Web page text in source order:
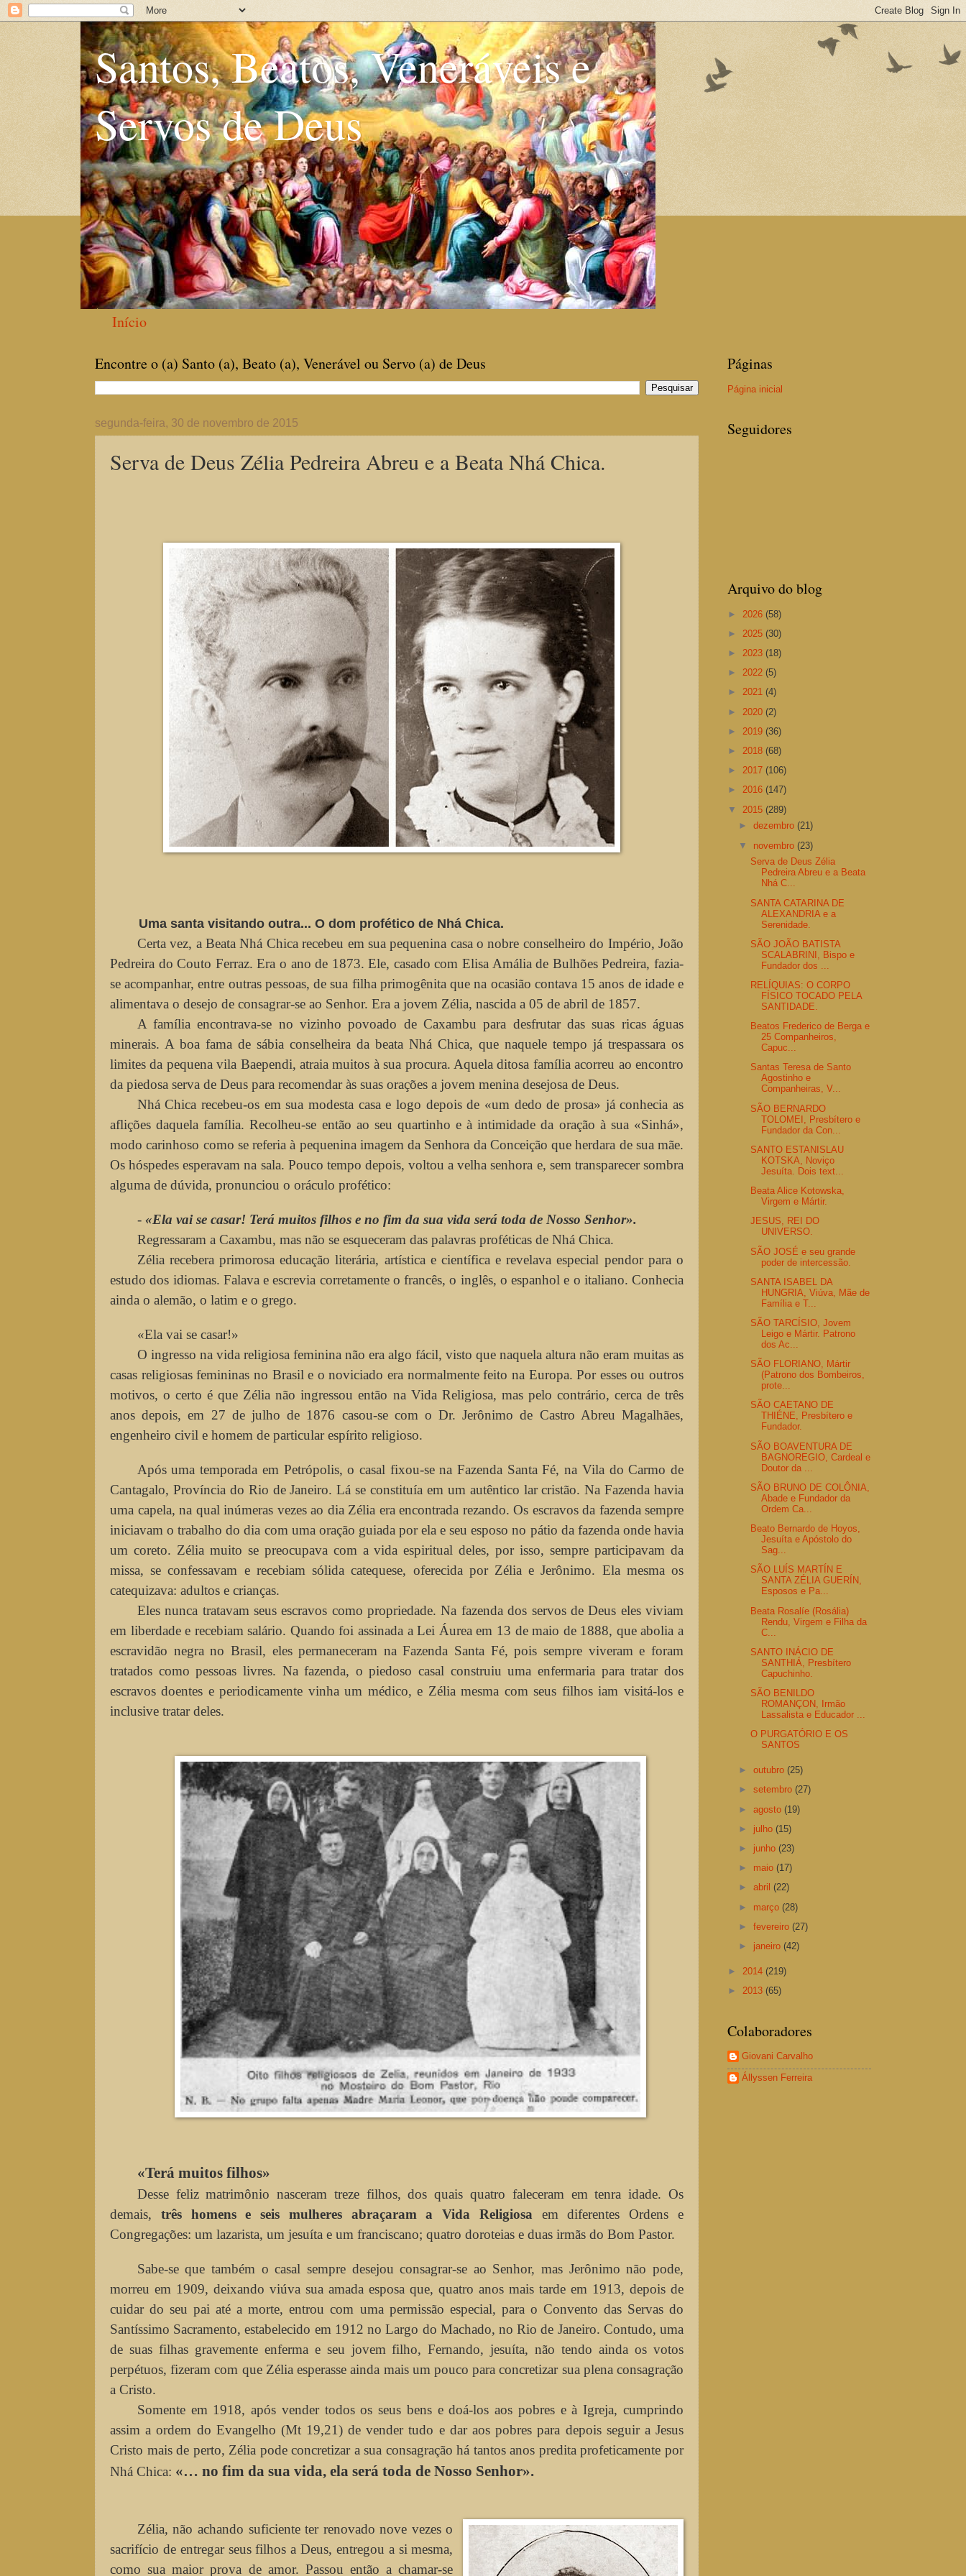
Santos, Beatos, Veneráveis e
Servos de Deus
Início
Encontre o (a) Santo (a), Beato (a), Venerável ou Servo (a) de Deus
segunda-feira, 30 de novembro de 2015
Serva de Deus Zélia Pedreira Abreu e a Beata Nhá Chica.
Uma santa visitando outra... O dom profético de Nhá Chica.
Certa vez, a Beata Nhá Chica recebeu em sua pequenina casa o nobre conselheiro do Império, João
Pedreira do Couto Ferraz. Era o ano de 1873. Ele, casado com Elisa Amália de Bulhões Pedreira, fazia-
se acompanhar, entre outras pessoas, de sua filha primogênita que na ocasião contava 15 anos de idade e
alimentava o desejo de consagrar-se ao Senhor. Era a jovem Zélia, nascida a 05 de abril de 1857.
A família encontrava-se no vizinho povoado de Caxambu para desfrutar das suas ricas águas
minerais. A boa fama de sábia conselheira da beata Nhá Chica, que naquele tempo já trespassara os
limites da pequena vila Baependi, atraia muitos à sua procura. Aquela ditosa família acorreu ao encontro
da piedosa serva de Deus para recomendar às suas orações a jovem menina desejosa de Deus.
Nhá Chica recebeu-os em sua modesta casa e logo depois de «um dedo de prosa» já conhecia as
aflições daquela família. Recolheu-se então ao seu quartinho e à intimidade da oração à sua «Sinhá»,
modo carinhoso como se referia à pequenina imagem da Senhora da Conceição que herdara de sua mãe.
Os hóspedes esperavam na sala. Pouco tempo depois, voltou a velha senhora e, sem transparecer sombra
alguma de dúvida, pronunciou o oráculo profético:
-«Ela vai se casar! Terá muitos filhos e no fim da sua vida será toda de Nosso Senhor».
Regressaram a Caxambu, mas não se esqueceram das palavras proféticas de Nhá Chica.
Zélia recebera primorosa educação literária, artística e científica e revelava especial pendor para o
estudo dos idiomas. Falava e escrevia corretamente o francês, o inglês, o espanhol e o italiano. Conhecia
ainda o alemão, o latim e o grego.
«Ela vai se casar!»
O ingresso na vida religiosa feminina não era algo fácil, visto que naquela altura não eram muitas as
casas religiosas femininas no Brasil e o noviciado era normalmente feito na Europa. Por esses ou outros
motivos, o certo é que Zélia não ingressou então na Vida Religiosa, mas pelo contrário, cerca de três
anos depois, em 27 de julho de 1876 casou-se com o Dr. Jerônimo de Castro Abreu Magalhães,
engenheiro civil e homem de particular espírito religioso.
Após uma temporada em Petrópolis, o casal fixou-se na Fazenda Santa Fé, na Vila do Carmo de
Cantagalo, Província do Rio de Janeiro. Lá se constituía em um autêntico lar cristão. Na Fazenda havia
uma capela, na qual inúmeras vezes ao dia Zélia era encontrada rezando. Os escravos da fazenda sempre
iniciavam o trabalho do dia com uma oração guiada por ela e seu esposo no pátio da fazenda onde havia
um coreto. Zélia muito se preocupava com a vida espiritual deles, por isso, sempre participavam da
missa, se confessavam e recebiam sólida catequese, oferecida por Zélia e Jerônimo. Ela mesma os
catequizava: adultos e crianças.
Eles nunca tratavam seus escravos como propriedade. Na fazenda dos servos de Deus eles viviam
em liberdade e recebiam salário. Quando foi assinada a Lei Áurea em 13 de maio de 1888, que abolia a
escravidão negra no Brasil, eles permaneceram na Fazenda Santa Fé, pois sempre viveram e foram
tratados como pessoas livres. Na fazenda, o piedoso casal construiu uma enfermaria para tratar dos
escravos doentes e periodicamente vinha um médico, e Zélia mesma com seus filhos iam visitá-los e
inclusive tratar deles.
«Terá muitos filhos»
Desse feliz matrimônio nasceram treze filhos, dos quais quatro faleceram em tenra idade. Os
demais, três homens e seis mulheres abraçaram a Vida Religiosa em diferentes Ordens e
Congregações: um lazarista, um jesuíta e um franciscano; quatro doroteias e duas irmãs do Bom Pastor.
Sabe-se que também o casal sempre desejou consagrar-se ao Senhor, mas Jerônimo não pode,
morreu em 1909, deixando viúva sua amada esposa que, quatro anos mais tarde em 1913, depois de
cuidar do seu pai até a morte, entrou com uma permissão especial, para o Convento das Servas do
Santíssimo Sacramento, estabelecido em 1912 no Largo do Machado, no Rio de Janeiro. Contudo, uma
de suas filhas gravemente enferma e seu jovem filho, Fernando, jesuíta, não tendo ainda os votos
perpétuos, fizeram com que Zélia esperasse ainda mais um pouco para concretizar sua plena consagração
a Cristo.
Somente em 1918, após vender todos os seus bens e doá-los aos pobres e à Igreja, cumprindo
assim a ordem do Evangelho (Mt 19,21) de vender tudo e dar aos pobres para depois seguir a Jesus
Cristo mais de perto, Zélia pode concretizar a sua consagração há tantos anos predita profeticamente por
Nhá Chica: «… no fim da sua vida, ela será toda de Nosso Senhor».
Zélia, não achando suficiente ter renovado nove vezes o
sacrifício de entregar seus filhos a Deus, entregou a si mesma,
como sua maior prova de amor. Passou então a chamar-se
Páginas
Página inicial
Seguidores
Arquivo do blog
► 2026 (58)
► 2025 (30)
► 2023 (18)
► 2022 (5)
► 2021 (4)
► 2020 (2)
► 2019 (36)
► 2018 (68)
► 2017 (106)
► 2016 (147)
▼ 2015 (289)
►dezembro(21)
▼ novembro(23)
Serva de Deus Zélia
Pedreira Abreu e a Beata
Nhá C...
SANTA CATARINA DE
ALEXANDRIA e a
Serenidade.
SÃO JOÃO BATISTA
SCALABRINI, Bispo e
Fundador dos ...
RELÍQUIAS: O CORPO
FÍSICO TOCADO PELA
SANTIDADE.
Beatos Frederico de Berga e
25 Companheiros,
Capuc...
Santas Teresa de Santo
Agostinho e
Companheiras, V...
SÃO BERNARDO
TOLOMEI, Presbítero e
Fundador da Con...
SANTO ESTANISLAU
KOTSKA, Noviço
Jesuíta. Dois text...
Beata Alice Kotowska,
Virgem e Mártir.
JESUS, REI DO
UNIVERSO.
SÃO JOSÉ e seu grande
poder de intercessão.
SANTA ISABEL DA
HUNGRIA, Viúva, Mãe de
Família e T...
SÃO TARCÍSIO, Jovem
Leigo e Mártir. Patrono
dos Ac...
SÃO FLORIANO, Mártir
(Patrono dos Bombeiros,
prote...
SÃO CAETANO DE
THIÉNE, Presbítero e
Fundador.
SÃO BOAVENTURA DE
BAGNOREGIO, Cardeal e
Doutor da ...
SÃO BRUNO DE COLÔNIA,
Abade e Fundador da
Ordem Ca...
Beato Bernardo de Hoyos,
Jesuíta e Apóstolo do
Sag...
SÃO LUÍS MARTÍN E
SANTA ZÉLIA GUERÍN,
Esposos e Pa...
Beata Rosalíe (Rosália)
Rendu, Virgem e Filha da
C...
SANTO INÁCIO DE
SANTHIÁ, Presbítero
Capuchinho.
SÃO BENILDO
ROMANÇON, Irmão
Lassalista e Educador ...
O PURGATÓRIO E OS
SANTOS
►outubro(25)
►setembro(27)
►agosto(19)
► julho(15)
► junho(23)
► maio(17)
►abril(22)
► março(28)
►fevereiro(27)
► janeiro(42)
► 2014 (219)
► 2013 (65)
Colaboradores
Giovani Carvalho
Állyssen Ferreira